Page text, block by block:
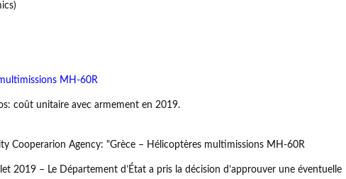
MH-60R
coût unitaire avec armement en 2019.
Cooperarion Agency: "Grèce – Hélicoptères multimissions MH-60R
2019 – Le Département d’État a pris la décision d’approuver une éventuelle